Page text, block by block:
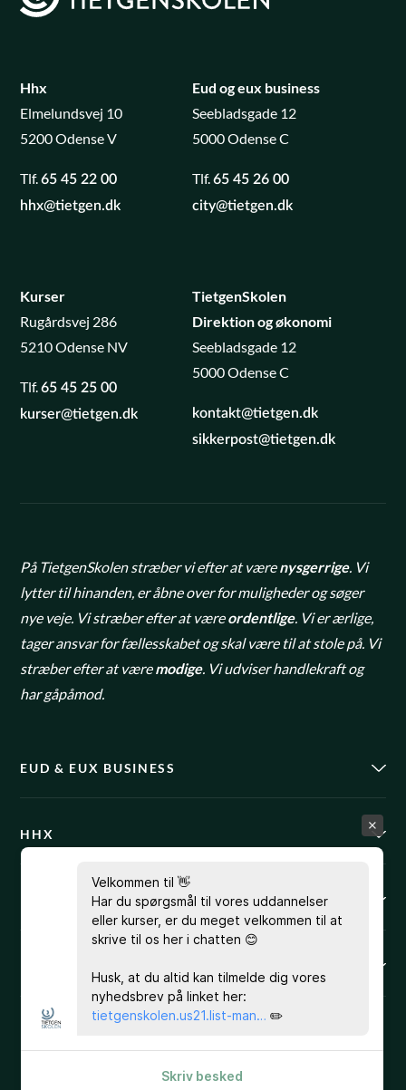
Hhx
Elmelundsvej 10
5200 Odense V
Tlf.65 45 22 00
hhx@tietgen.dk
Eud og eux business
Seebladsgade 12
5000 Odense C
Tlf. 65 45 26 00
city@tietgen.dk
Kurser
Rugårdsvej 286
5210 Odense NV
Tlf.65 45 25 00
kurser@tietgen.dk
TietgenSkolen
Direktion og økonomi
Seebladsgade 12
5000 Odense C
kontakt@tietgen.dk
sikkerpost@tietgen.dk
På TietgenSkolen stræber vi efter at værenysgerrige. Vi
lytter til hinanden, er åbne over for muligheder og søger
nye veje. Vi stræber efter at væreordentlige. Vi er ærlige,
tager ansvar for fællesskabet og skal være til at stole på. Vi
stræber efter at væremodige. Vi udviser handlekraft og
har gåpåmod.
EUD & EUX BUSINESS
HHX
KURSUSPORTALEN
Velkommen til 👋
Har du spørgsmål til vores uddannelser
eller kurser, er du meget velkommen til at
skrive til os her i chatten 😊
Husk, at du altid kan tilmelde dig vores
nyhedsbrev på linket her:
tietgenskolen.us21.list-man… ✏️
Skriv besked